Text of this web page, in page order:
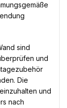
sind
und
Die
und
nach